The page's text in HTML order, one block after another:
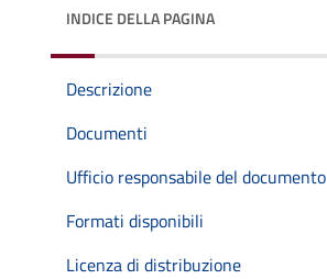
INDICE DELLA PAGINA
Descrizione
Documenti
Ufficio responsabile del documento
Formati disponibili
Licenza di distribuzione